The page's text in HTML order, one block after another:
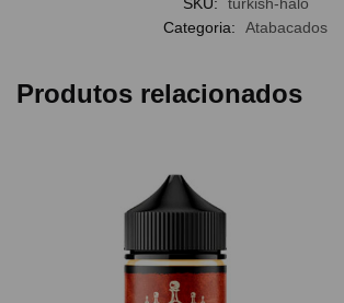
Categoria:
Atabacados
Produtos relacionados